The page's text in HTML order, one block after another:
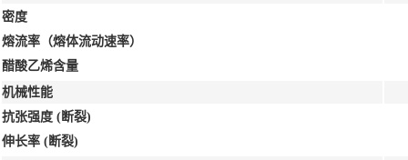
密度
熔流率（熔体流动速率）
醋酸乙烯含量
机械性能
抗张强度 (断裂)
伸长率 (断裂)